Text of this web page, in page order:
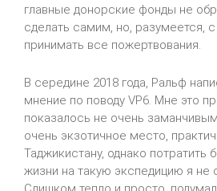
главные донорские фонды не
сделать самим, но, разумеется,
принимать все пожертвования.
В середине 2018 года, Ральф
мнение по поводу VP6. Мне это
показалось не очень
очень экзотичное место,
Таджикистану, однако потратить
жизни на такую экспедицию я не